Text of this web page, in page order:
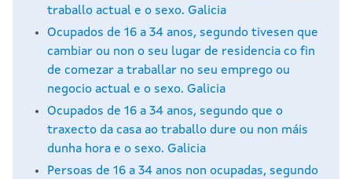
traballo actual e o sexo. Galicia
Ocupados de 16 a 34 anos, segundo tivesen que
cambiar ou non o seu lugar de residencia co fin
de comezar a traballar no seu emprego ou
negocio actual e o sexo. Galicia
Ocupados de 16 a 34 anos, segundo que o
traxecto da casa ao traballo dure ou non máis
dunha hora e o sexo. Galicia
Persoas de 16 a 34 anos non ocupadas, segundo